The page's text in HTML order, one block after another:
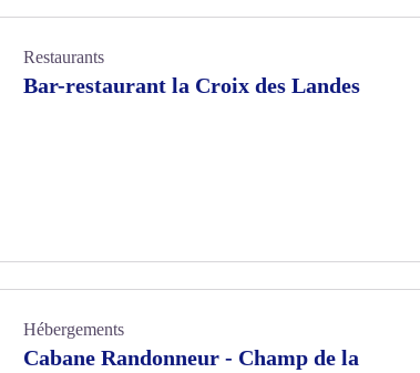
Restaurants
Bar-restaurant la Croix des Landes
Hébergements
Cabane Randonneur - Champ de la